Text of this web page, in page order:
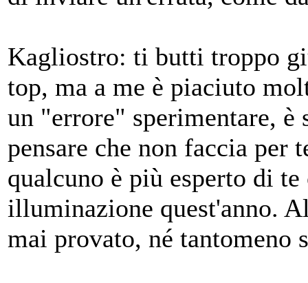
Kagliostro: ti butti troppo
top, ma a me è piaciuto
un "errore" sperimentare, è
pensare che non faccia per
qualcuno è più esperto di
illuminazione quest'anno.
mai provato, né tantomeno